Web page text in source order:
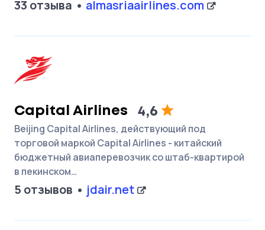
33 отзыва almasriaairlines.com
Capital Airlines 4,6
Beijing Capital Airlines, действующий под
торговой маркой Capital Airlines - китайский
бюджетный авиаперевозчик со штаб-квартирой
в пекинском…
5 отзывов jdair.net